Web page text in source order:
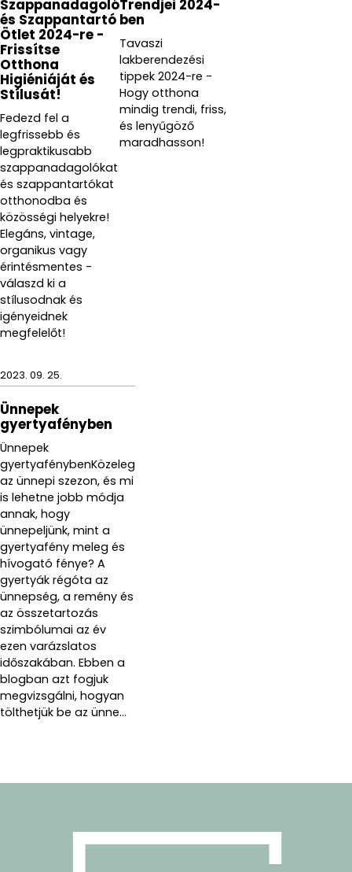
Szappanadagoló
és Szappantartó
Ötlet 2024-re -
Frissítse
Otthona
Higiéniáját és
Stílusát!
Fedezd fel a
legfrissebb és
legpraktikusabb
szappanadagolókat
és szappantartókat
otthonodba és
közösségi helyekre!
Elegáns, vintage,
organikus vagy
érintésmentes -
válaszd ki a
stílusodnak és
igényeidnek
megfelelőt!
Trendjei 2024-
ben
Tavaszi
lakberendezési
tippek 2024-re -
Hogy otthona
mindig trendi, friss,
és lenyűgöző
maradhasson!
2023. 09. 25.
Ünnepek
gyertyafényben
Ünnepek
gyertyafénybenKözeleg
az ünnepi szezon, és mi
is lehetne jobb módja
annak, hogy
ünnepeljünk, mint a
gyertyafény meleg és
hívogató fénye? A
gyertyák régóta az
ünnepség, a remény és
az összetartozás
szimbólumai az év
ezen varázslatos
időszakában. Ebben a
blogban azt fogjuk
megvizsgálni, hogyan
tölthetjük be az ünne...